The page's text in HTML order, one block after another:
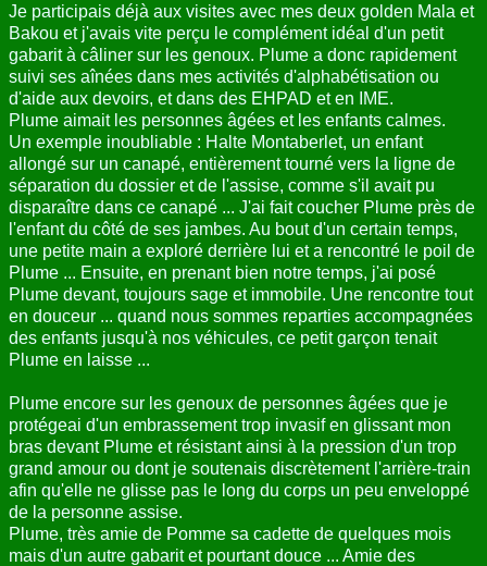
Je participais déjà aux visites avec mes deux golden Mala et
Bakou et j'avais vite perçu le complément idéal d'un petit
gabarit à câliner sur les genoux. Plume a donc rapidement
suivi ses aînées dans mes activités d'alphabétisation ou
d'aide aux devoirs, et dans des EHPAD et en IME.
Plume aimait les personnes âgées et les enfants calmes.
Un exemple inoubliable : Halte Montaberlet, un enfant
allongé sur un canapé, entièrement tourné vers la ligne de
séparation du dossier et de l'assise, comme s'il avait pu
disparaître dans ce canapé ... J'ai fait coucher Plume près de
l'enfant du côté de ses jambes. Au bout d'un certain temps,
une petite main a exploré derrière lui et a rencontré le poil de
Plume ... Ensuite, en prenant bien notre temps, j'ai posé
Plume devant, toujours sage et immobile. Une rencontre tout
en douceur ... quand nous sommes reparties accompagnées
des enfants jusqu'à nos véhicules, ce petit garçon tenait
Plume en laisse ...
Plume encore sur les genoux de personnes âgées que je
protégeai d'un embrassement trop invasif en glissant mon
bras devant Plume et résistant ainsi à la pression d'un trop
grand amour ou dont je soutenais discrètement l'arrière-train
afin qu'elle ne glisse pas le long du corps un peu enveloppé
de la personne assise.
Plume, très amie de Pomme sa cadette de quelques mois
mais d'un autre gabarit et pourtant douce ... Amie des